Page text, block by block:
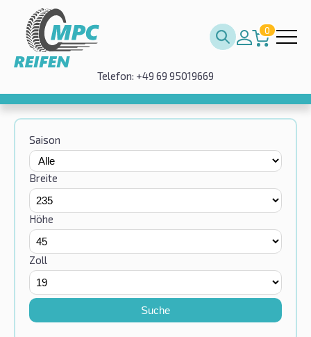
0
Telefon: +49 69 95019669
Saison
Breite
Höhe
Zoll
Suche